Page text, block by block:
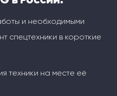
и необходимыми
спецтехники в короткие
техники на месте её